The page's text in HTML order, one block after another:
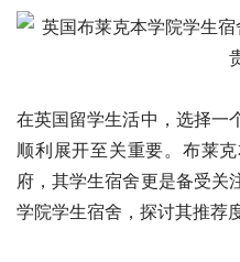
在英国留学生活中，选择一
顺利展开至关重要。布莱
府，其学生宿舍更是备受关
学院学生宿舍，探讨其推荐